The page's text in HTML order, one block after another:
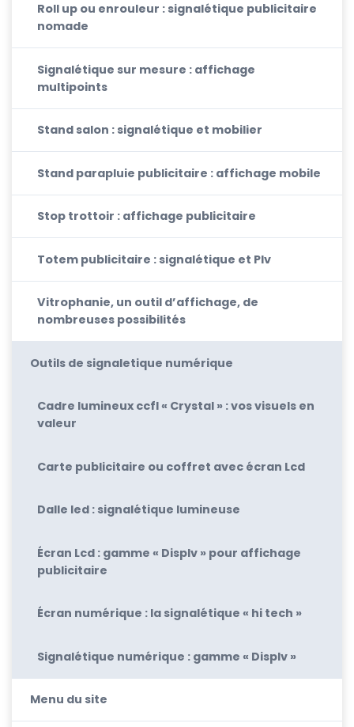
Roll up ou enrouleur : signalétique publicitaire
nomade
Signalétique sur mesure : affichage
multipoints
Stand salon : signalétique et mobilier
Stand parapluie publicitaire : affichage mobile
Stop trottoir : affichage publicitaire
Totem publicitaire : signalétique et Plv
Vitrophanie, un outil d’affichage, de
nombreuses possibilités
Outils de signaletique numérique
Cadre lumineux ccfl « Crystal » : vos visuels en
valeur
Carte publicitaire ou coffret avec écran Lcd
Dalle led : signalétique lumineuse
Écran Lcd : gamme « Displv » pour affichage
publicitaire
Écran numérique : la signalétique « hi tech »
Signalétique numérique : gamme « Displv »
Menu du site